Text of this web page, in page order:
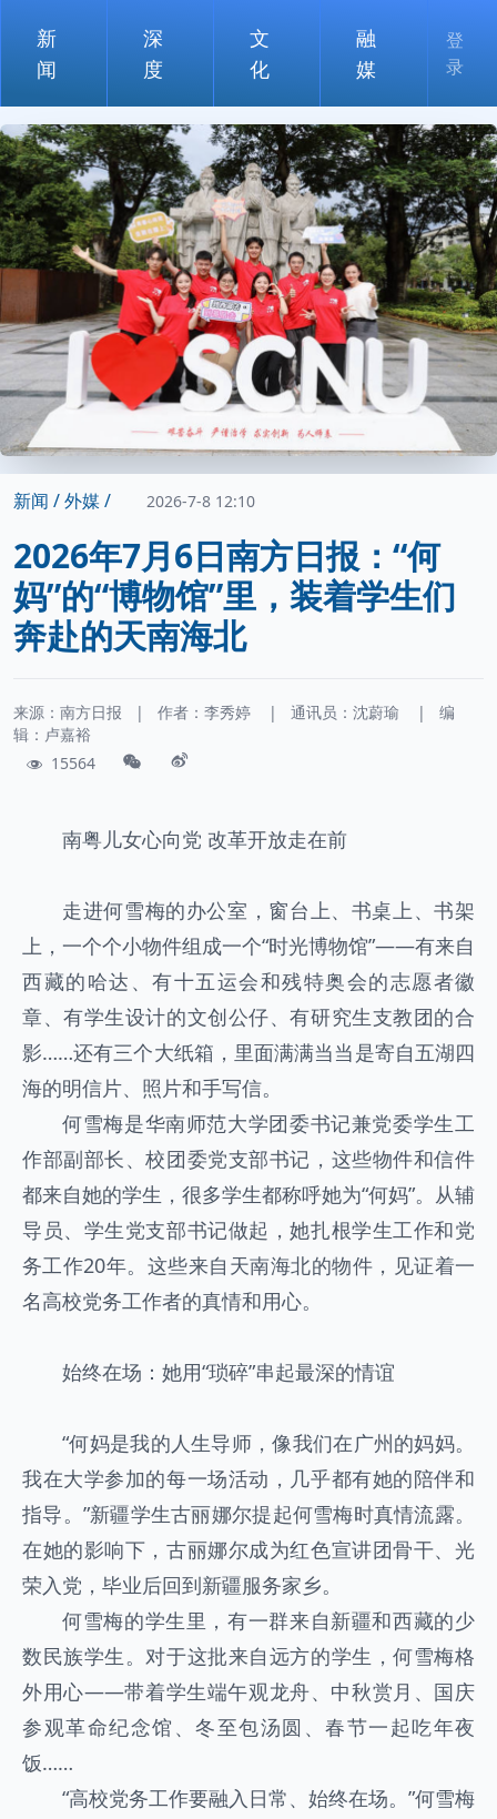
新
闻
深
度
文
化
融
媒
登
录
新闻 /外媒 / 2026-7-8 12:10
2026年7月6日南方日报：“何
妈”的“博物馆”里，装着学生们
奔赴的天南海北
来源：南方日报 | 作者： 李秀婷 | 通讯员： 沈蔚瑜 |
编
辑：卢嘉裕
15564
南粤儿女心向党 改革开放走在前
走进何雪梅的办公室，窗台上、书桌上、书架
上，一个个小物件组成一个“时光博物馆”——有来自
西藏的哈达、有十五运会和残特奥会的志愿者徽
章、有学生设计的文创公仔、有研究生支教团的合
影……还有三个大纸箱，里面满满当当是寄自五湖四
海的明信片、照片和手写信。
何雪梅是华南师范大学团委书记兼党委学生工
作部副部长、校团委党支部书记，这些物件和信件
都来自她的学生，很多学生都称呼她为“何妈”。从辅
导员、学生党支部书记做起，她扎根学生工作和党
务工作20年。这些来自天南海北的物件，见证着一
名高校党务工作者的真情和用心。
始终在场：她用“琐碎”串起最深的情谊
“何妈是我的人生导师，像我们在广州的妈妈。
我在大学参加的每一场活动，几乎都有她的陪伴和
指导。”新疆学生古丽娜尔提起何雪梅时真情流露。
在她的影响下，古丽娜尔成为红色宣讲团骨干、光
荣入党，毕业后回到新疆服务家乡。
何雪梅的学生里，有一群来自新疆和西藏的少
数民族学生。对于这批来自远方的学生，何雪梅格
外用心——带着学生端午观龙舟、中秋赏月、国庆
参观革命纪念馆、冬至包汤圆、春节一起吃年夜
饭……
“高校党务工作要融入日常、始终在场。”何雪梅